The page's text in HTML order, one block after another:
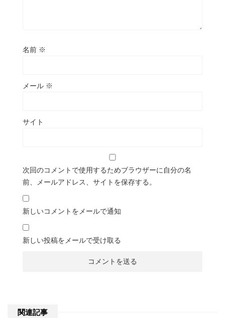
名前 ※
メール ※
サイト
次回のコメントで使用するためブラウザーに自分の名
前、メールアドレス、サイトを保存する。
新しいコメントをメールで通知
新しい投稿をメールで受け取る
関連記事